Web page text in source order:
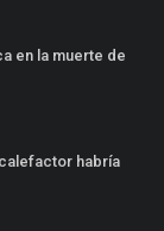
en la muerte de
habría